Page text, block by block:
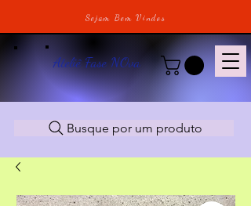
Sejam Bem Vindos
Ateliê Fase NOva
Busque por um produto